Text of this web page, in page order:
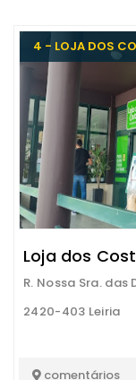
4 - LOJA DOS
Loja dos
R. Nossa Sra. das
2420-403 Leiria
comentários